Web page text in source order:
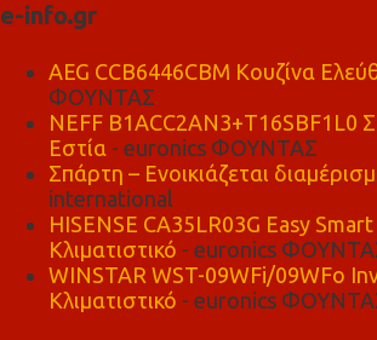
e-info.gr
AEG CCB6446CBM Κουζίνα
ΦΟΥΝΤΑΣ
NEFF B1ACC2AN3+T16SBF1L0
Εστία - euronics ΦΟΥΝΤΑΣ
Σπάρτη – Ενοικιάζεται
international
HISENSE CA35LR03G Easy
Κλιματιστικό - euronics
WINSTAR WST-09WFi/09WFo
Κλιματιστικό - euronics